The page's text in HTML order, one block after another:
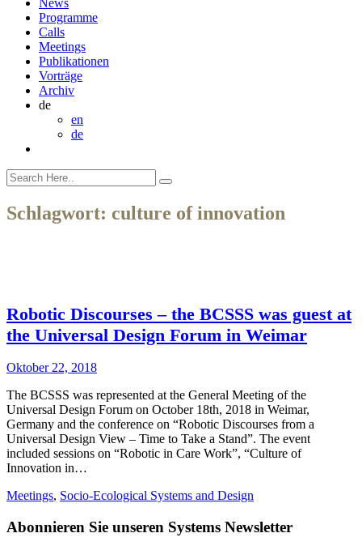
News
Programme
Calls
Meetings
Publikationen
Vorträge
Archiv
de
en
de
Schlagwort: culture of innovation
Robotic Discourses – the BCSSS was guest at
the Universal Design Forum in Weimar
Oktober 22, 2018
The BCSSS was represented at the General Meeting of the
Universal Design Forum on October 18th, 2018 in Weimar,
Germany and the conference on “Robotic Discourses from a
Universal Design View – Time to Take a Stand”. The event
included sessions on “Robotic in Care Work”, “Culture of
Innovation in…
Meetings, Socio-Ecological Systems and Design
Abonnieren Sie unseren Systems Newsletter